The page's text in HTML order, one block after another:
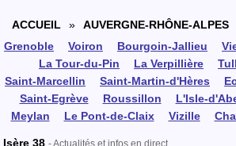
ACCUEIL » AUVERGNE-RHÔNE-ALPES
Grenoble
Voiron Bourgoin-Jallieu
La Tour-du-Pin
La Verpillière
Saint-Marcellin
Saint-Martin-d'Hères
Saint-Egrève
Roussillon L'Isle-
Meylan
Le Pont-de-Claix Vizille
Isère 38 - Actualités et infos en direct